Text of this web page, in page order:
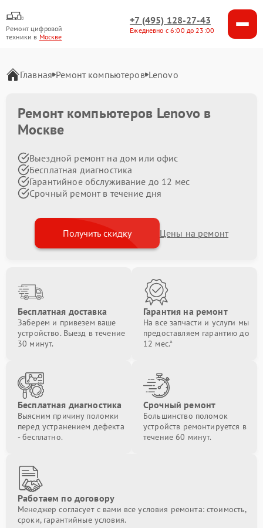
Ремонт цифровой
техники в Москве
+7 (495) 128-27-43
Ежедневно с 6:00 до 23:00
Главная Ремонт компьютеров Lenovo
Ремонт компьютеров Lenovo в
Москве
Выездной ремонт на дом или офис
Бесплатная диагностика
Гарантийное обслуживание до 12 мес
Срочный ремонт в течение дня
Получить скидку Цены на ремонт
Бесплатная доставка
Заберем и привезем ваше
устройство. Выезд в течение
30 минут.
Гарантия на ремонт
На все запчасти и услуги мы
предоставляем гарантию до
12 мес.*
Бесплатная диагностика
Выясним причину поломки
перед устранением дефекта
- бесплатно.
Срочный ремонт
Большинство поломок
устройств ремонтируется в
течение 60 минут.
Работаем по договору
Менеджер согласует с вами все условия ремонта: стоимость,
сроки, гарантийные условия.